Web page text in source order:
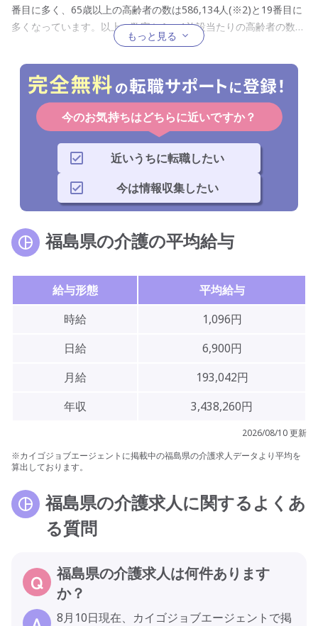
番目に多く、65歳以上の高齢者の数は586,134人(※2)と19番目に
多くなっています。以上の数字から、1施設当たりの高齢者の数を
計算すると約185人となるのですが、この数字は全国平均が175人
ということを考えると、施設に対して高齢者の数が多い都道府県
だといえます。また、福島県はリフレッシュ休暇や週休二日の求
人が豊富で介護職の方が自分に合ったピッタリの働き方ができる
ので転職したい人は必見です。
※1 2023年9月時点 出典：JMAP「地域別統計」
https://jmap.jp/cities/search/ ※2 2022年10月1日時点 出典：e-Stat
https://www.e-stat.go.jp/
もっと見る
今のお気持ちはどちらに近いですか？
近いうちに転職したい
今は情報収集したい
福島県の介護の平均給与
給与形態
平均給与
時給
1,096円
日給
6,900円
月給
193,042円
年収
3,438,260円
2026/08/10 更新
※カイゴジョブエージェントに掲載中の福島県の介護求人データより平均を
算出しております。
福島県の介護求人に関するよくあ
る質問
福島県の介護求人は何件あります
か？
8月10日現在、カイゴジョブエージェントで掲